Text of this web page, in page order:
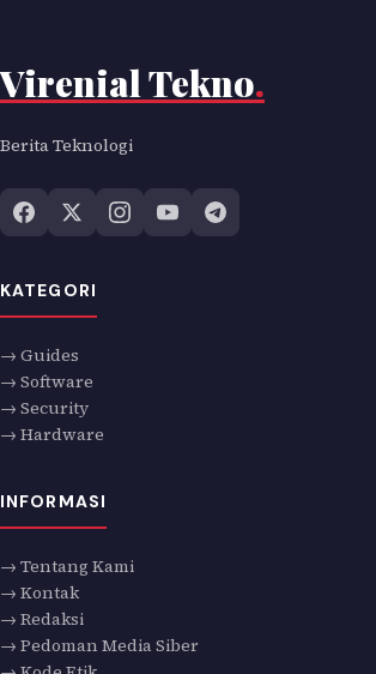
Virenial Tekno.
Berita Teknologi
KATEGORI
→ Guides
→ Software
→ Security
→ Hardware
INFORMASI
→ Tentang Kami
→ Kontak
→ Redaksi
→ Pedoman Media Siber